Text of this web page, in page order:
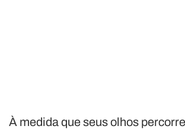
À medida que seus olhos